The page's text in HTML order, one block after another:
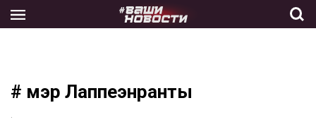
the
# мэр Лаппеэнранты